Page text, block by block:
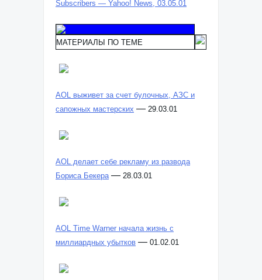
Subscribers — Yahoo! News, 03.05.01
МАТЕРИАЛЫ ПО ТЕМЕ
AOL выживет за счет булочных, АЗС и
сапожных мастерских — 29.03.01
AOL делает себе рекламу из развода
Бориса Бекера — 28.03.01
AOL Time Warner начала жизнь с
миллиардных убытков — 01.02.01